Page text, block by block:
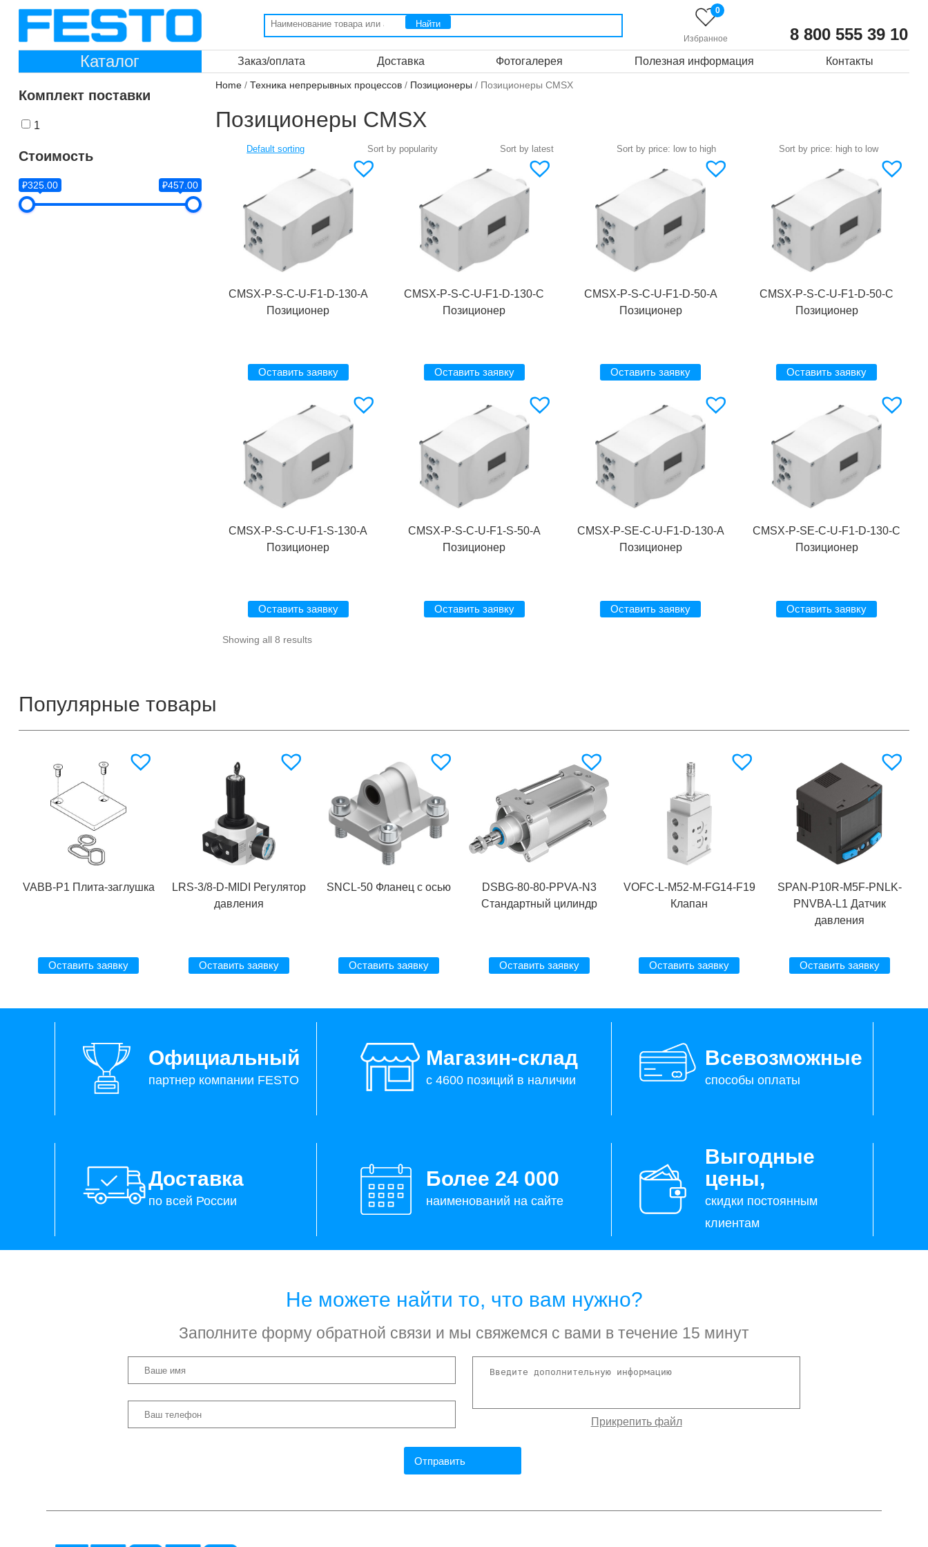
Избранное
0
8 800 555 39 10
Каталог
Заказ/оплата Доставка Фотогалерея Полезная информация Контакты
Комплект поставки
1
Стоимость
₽325.00 ₽457.00
Home/ Техника непрерывных процессов/ Позиционеры / Позиционеры CMSX
Позиционеры CMSX
CMSX-P-S-C-U-F1-D-130-A
Позиционер
Оставить заявку
CMSX-P-S-C-U-F1-D-130-C
Позиционер
Оставить заявку
CMSX-P-S-C-U-F1-D-50-A
Позиционер
Оставить заявку
CMSX-P-S-C-U-F1-D-50-C
Позиционер
Оставить заявку
CMSX-P-S-C-U-F1-S-130-A
Позиционер
Оставить заявку
CMSX-P-S-C-U-F1-S-50-A
Позиционер
Оставить заявку
CMSX-P-SE-C-U-F1-D-130-A
Позиционер
Оставить заявку
CMSX-P-SE-C-U-F1-D-130-C
Позиционер
Оставить заявку
Showing all 8 results
Популярные товары
VABB-P1 Плита-заглушка
Оставить заявку
LRS-3/8-D-MIDI Регулятор
давления
Оставить заявку
SNCL-50 Фланец с осью
Оставить заявку
DSBG-80-80-PPVA-N3
Стандартный цилиндр
Оставить заявку
VOFC-L-M52-M-FG14-F19
Клапан
Оставить заявку
SPAN-P10R-M5F-PNLK-
PNVBA-L1 Датчик
давления
Оставить заявку
Официальный
партнер компании FESTO
Магазин-склад
с 4600 позиций в наличии
Всевозможные
способы оплаты
Доставка
по всей России
Более 24 000
наименований на сайте
Выгодные
цены,
скидки постоянным
клиентам
Не можете найти то, что вам нужно?
Заполните форму обратной связи и мы свяжемся с вами в течение 15 минут